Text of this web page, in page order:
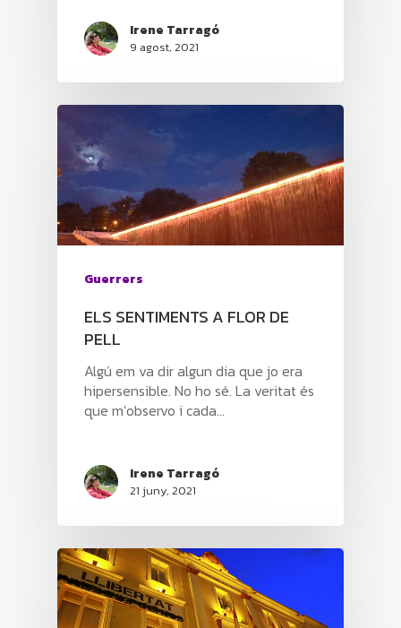
Irene Tarragó
9 agost, 2021
Guerrers
ELS SENTIMENTS A FLOR DE
PELL
Algú em va dir algun dia que jo era
hipersensible. No ho sé. La veritat és
que m’observo i cada…
Irene Tarragó
21 juny, 2021